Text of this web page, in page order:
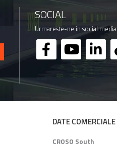
SOCIAL
Urmareste-ne in social media
DATE COMERCIALE
CROSO South